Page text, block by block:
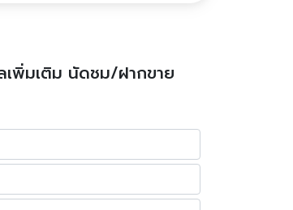
เพิ่มเติม นัดชม/ฝากขาย